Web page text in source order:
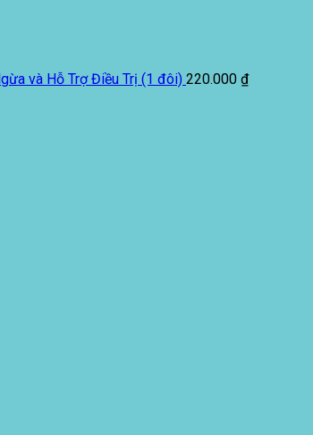
và Hỗ Trợ Điều Trị (1 đôi) 220.000 ₫